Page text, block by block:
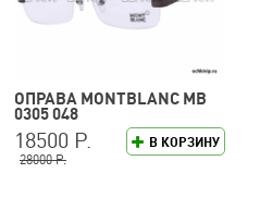
ОПРАВА MONTBLANC MB
0305 048
В КОРЗИНУ
18500 Р.
28000 Р.